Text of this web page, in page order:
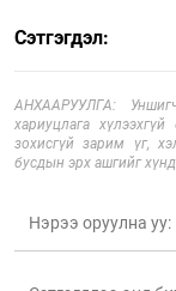
Сэтгэгдэл:
АНХААРУУЛГА:
хариуцлага
зохисгүй зарим үг,
бусдын эрх ашгийг